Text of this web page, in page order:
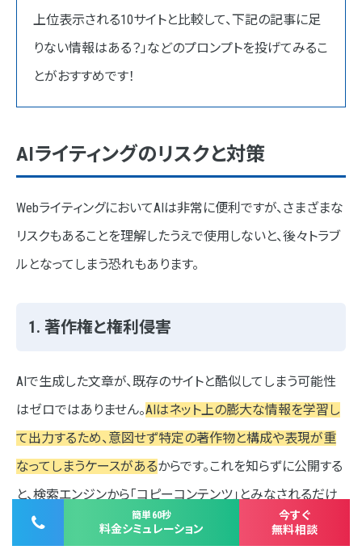
簡単60秒
料金シミュレーション
今すぐ
無料相談
上位表示される10サイトと比較して、下記の記事に足
りない情報はある？」などのプロンプトを投げてみるこ
とがおすすめです！
AIライティングのリスクと対策
WebライティングにおいてAIは非常に便利ですが、さまざまな
リスクもあることを理解したうえで使用しないと、後々トラブ
ルとなってしまう恐れもあります。
1. 著作権と権利侵害
AIで生成した文章が、既存のサイトと酷似してしまう可能性
はゼロではありません。AIはネット上の膨大な情報を学習し
て出力するため、意図せず特定の著作物と構成や表現が重
なってしまうケースがあるからです。これを知らずに公開する
と、検索エンジンから「コピーコンテンツ」とみなされるだけ
ではなく、法的トラブルに発展する恐れもあります。